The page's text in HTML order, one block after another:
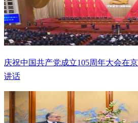
庆祝中国共产党成立105周年大会在
讲话